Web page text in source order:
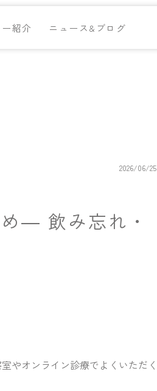
ー紹介 ニュース&ブログ
2026/06/25
― 飲み忘れ・
やオンライン診療でよくいただく